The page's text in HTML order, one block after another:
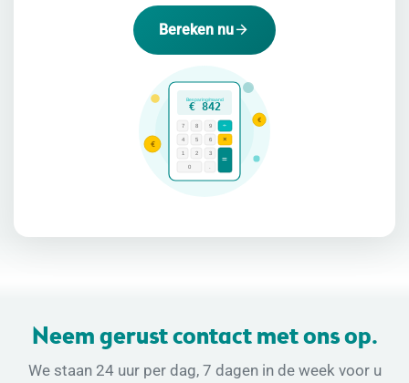
Bereken nu
Besparing/maand
€ 842
7 8 9
4 5 6
1 2 3
0 .
÷
×
=
€
€
Neem gerust contact met ons op.
We staan 24 uur per dag, 7 dagen in de week voor u